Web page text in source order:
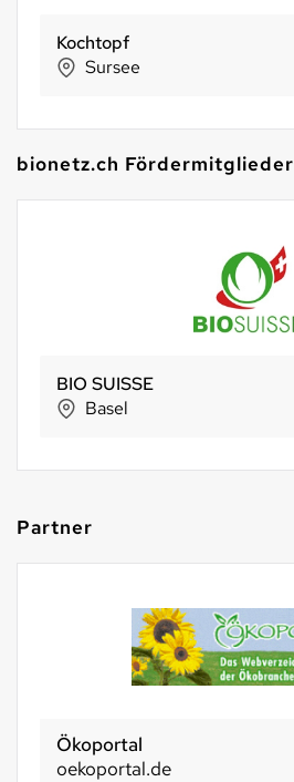
Kochtopf
Sursee
bionetz.ch Fördermitglieder
BIO SUISSE
Basel
Partner
Ökoportal
oekoportal.de